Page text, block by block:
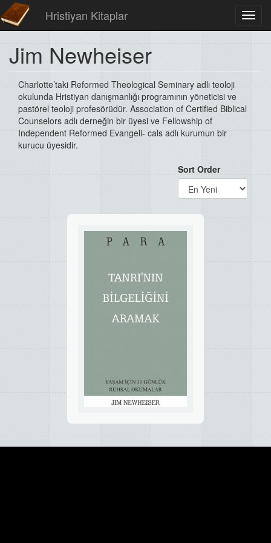
Hristiyan Kitaplar
Jim Newheiser
Charlotte’taki Reformed Theological Seminary adlı teoloji
okulunda Hristiyan danışmanlığı programının yöneticisi ve
pastörel teoloji profesörüdür. Association of Certified Biblical
Counselors adlı derneğin bir üyesi ve Fellowship of
Independent Reformed Evangeli- cals adlı kurumun bir
kurucu üyesidir.
Sort Order